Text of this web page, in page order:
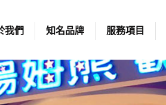
我們 知名品牌 服務項目